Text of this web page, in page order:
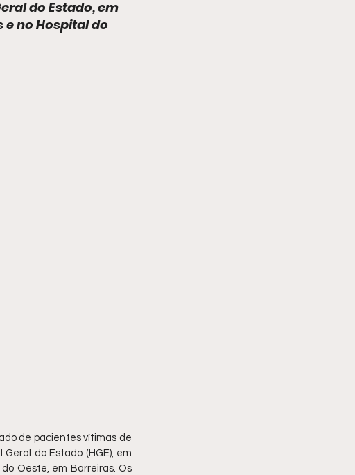
do Estado, em
e no Hospital do
de pacientes vítimas de
do Estado (HGE), em
Oeste, em Barreiras. Os